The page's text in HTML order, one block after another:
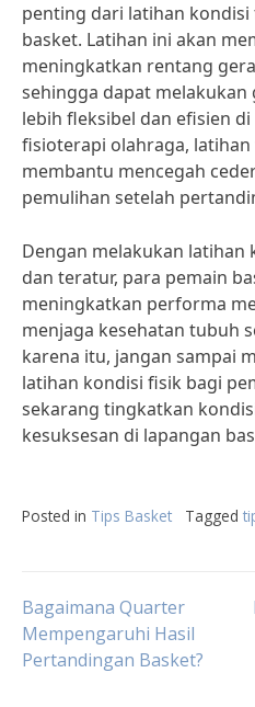
penting dari latihan
basket. Latihan ini akan
meningkatkan rentang
sehingga dapat melakukan
lebih fleksibel dan efisien
fisioterapi olahraga,
membantu mencegah
pemulihan setelah
Dengan melakukan latihan
dan teratur, para pemain
meningkatkan performa
menjaga kesehatan tubuh
karena itu, jangan sampai
latihan kondisi fisik bagi
sekarang tingkatkan
kesuksesan di lapangan
Posted in Tips Basket Tagged
Post
navigation
Bagaimana Quarter
Mempengaruhi Hasil
Pertandingan Basket?